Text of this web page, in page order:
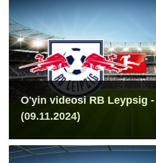
O'yin videosi RB Leypsig
(09.11.2024)